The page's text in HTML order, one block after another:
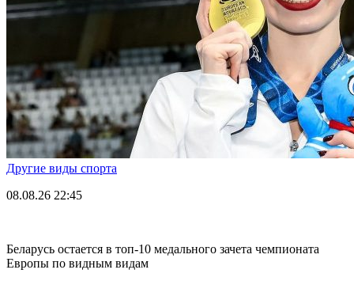
Другие виды спорта
08.08.26 22:45
Беларусь остается в топ-10 медального зачета чемпионата
Европы по видным видам